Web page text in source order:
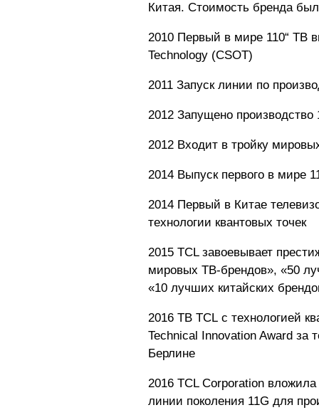
Китая. Стоимость бренда
2010 Первый в мире 110“ ТВ
Technology (CSOT)
2011 Запуск линии по
2012 Запущено производство
2012 Входит в тройку
2014 Выпуск первого в мире
2014 Первый в Китае
технологии квантовых точек
2015 TCL завоевывает
мировых ТВ-брендов», «50
«10 лучших китайских
2016 ТВ TCL с технологией
Technical Innovation Award за
Берлине
2016 TCL Corporation
линии поколения 11G для